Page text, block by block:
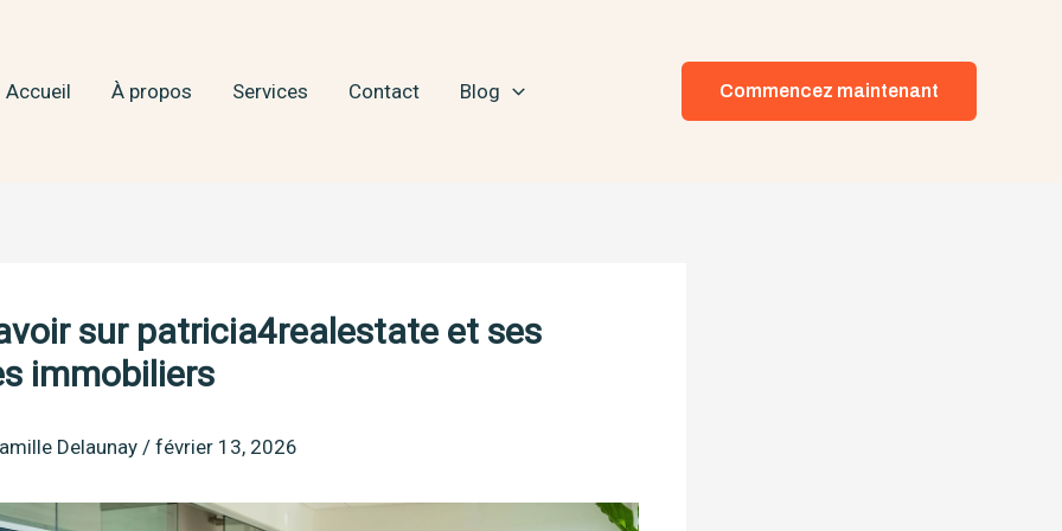
Accueil À propos Services Contact Blog Commencez maintenant
sur patricia4realestate et ses
immobiliers
Delaunay / février 13, 2026